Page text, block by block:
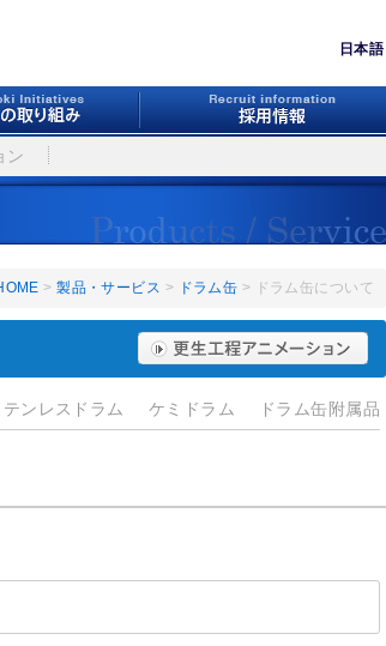
日本語
ン
>製品・サービス > ドラム缶 > ドラム缶について
テンレスドラム ケミドラム ドラム缶附属品